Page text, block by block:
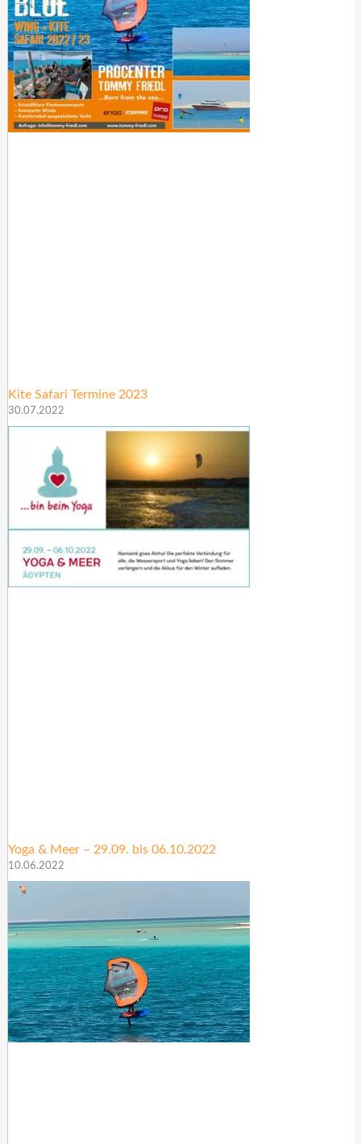
Kite Safari Termine 2023
30.07.2022
Yoga & Meer – 29.09. bis 06.10.2022
10.06.2022